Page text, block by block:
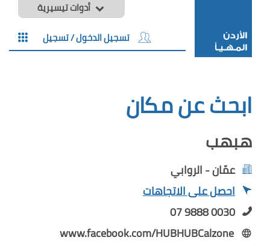
أدوات تيسيرية
تسجيل الدخول / تسجيل
ابحث عن مكان
هبهب
عمّان - الروابي
احصل على الاتجاهات
07 9888 0030
www.facebook.com/HUBHUBCalzone